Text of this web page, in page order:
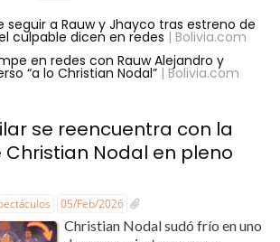
seguir a Rauw y Jhayco tras estreno de
culpable dicen en redes | Bolivia.com
en redes con Rauw Alejandro y
“a lo Christian Nodal”| Bolivia.com
se reencuentra con la
Christian Nodal en pleno
05/Feb/2026
Christian Nodal sudó frío en uno